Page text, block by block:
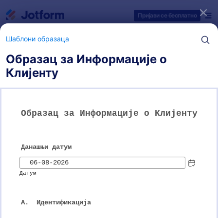
Пријави се бесплатно
Шаблони образаца
Образац за Информације о
Клијенту
потенцијалних клијената
9 Шаблона
Категорије шаблона образаца